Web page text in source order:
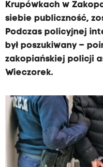
Krupówkach w
siebie publiczność,
Podczas policyjnej
był poszukiwany –
zakopiańskiej policji
Wieczorek.